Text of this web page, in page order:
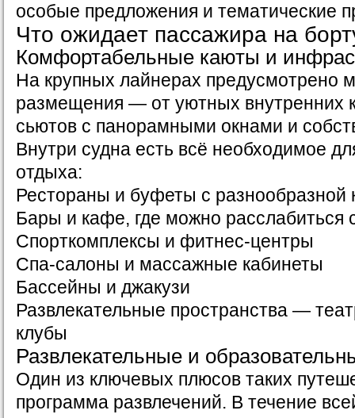
особые предложения и тематические
Что ожидает пассажира на
Комфортабельные каюты и
На крупных лайнерах предусмотрено
размещения — от уютных внутренних
сьютов с панорамными окнами и
Внутри судна есть всё необходимое
отдыха:
Рестораны и буфеты с разнообразной
Бары и кафе, где можно расслабиться
Спорткомплексы и фитнес-центры
Спа-салоны и массажные кабинеты
Бассейны и джакузи
Развлекательные пространства —
клубы
Развлекательные и
Один из ключевых плюсов таких
программа развлечений. В течение